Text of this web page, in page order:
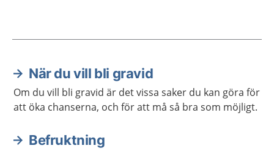
Aktuella artiklar
När du vill bli gravid
Om du vill bli gravid är det vissa saker du kan göra för
att öka chanserna, och för att må så bra som möjligt.
Befruktning